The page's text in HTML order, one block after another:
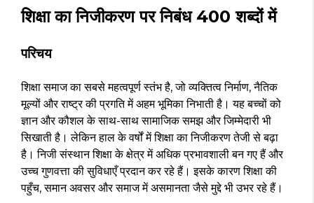
शिक्षा का निजीकरण पर निबंध 400 शब्दों में
परिचय
शिक्षा समाज का सबसे महत्वपूर्ण स्तंभ है, जो व्यक्तित्व निर्माण, नैतिक
मूल्यों और राष्ट्र की प्रगति में अहम भूमिका निभाती है। यह बच्चों को
ज्ञान और कौशल के साथ-साथ सामाजिक समझ और जिम्मेदारी भी
सिखाती है। लेकिन हाल के वर्षों में शिक्षा का निजीकरण तेजी से बढ़ा
है। निजी संस्थान शिक्षा के क्षेत्र में अधिक प्रभावशाली बन गए हैं और
उच्च गुणवत्ता की सुविधाएँ प्रदान कर रहे हैं। इसके कारण शिक्षा की
पहुँच, समान अवसर और समाज में असमानता जैसे मुद्दे भी उभर रहे हैं।